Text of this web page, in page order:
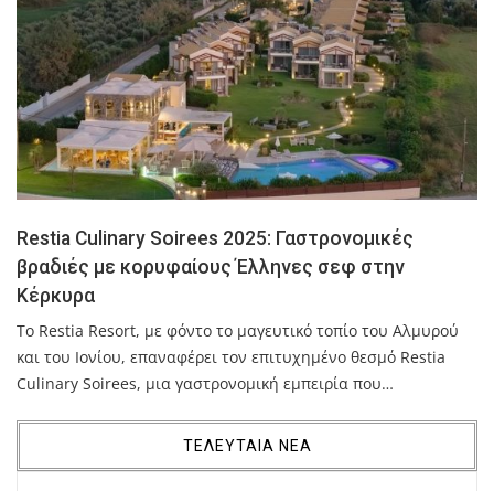
Restia Culinary Soirees 2025: Γαστρονομικές
βραδιές με κορυφαίους Έλληνες σεφ στην
Κέρκυρα
Το Restia Resort, με φόντο το μαγευτικό τοπίο του Αλμυρού
και του Ιονίου, επαναφέρει τον επιτυχημένο θεσμό Restia
Culinary Soirees, μια γαστρονομική εμπειρία που…
ΤΕΛΕΥΤΑΙΑ ΝΕΑ